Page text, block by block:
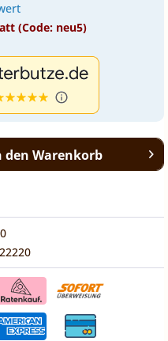
(Code: neu5)
den Warenkorb